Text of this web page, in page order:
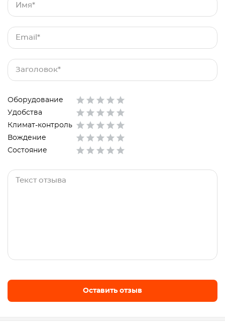
Оборудование
Удобства
Климат-контроль
Вождение
Состояние
Оставить отзыв